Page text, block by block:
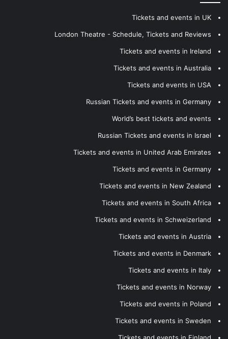
Tickets and events in UK
London Theatre - Schedule, Tickets and Reviews
Tickets and events in Ireland
Tickets and events in Australia
Tickets and events in USA
Russian Tickets and events in Germany
World’s best tickets and events
Russian Tickets and events in Israel
Tickets and events in United Arab Emirates
Tickets and events in Germany
Tickets and events in New Zealand
Tickets and events in South Africa
Tickets and events in Schweizerland
Tickets and events in Austria
Tickets and events in Denmark
Tickets and events in Italy
Tickets and events in Norway
Tickets and events in Poland
Tickets and events in Sweden
Tickets and events in Finland